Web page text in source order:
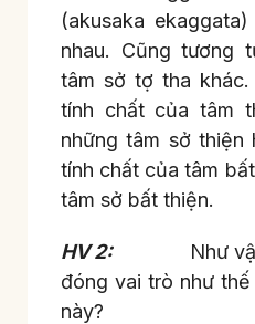
(akusaka
nhau. Cũng tương
tâm sở tợ tha
tính chất của tâm
những tâm sở thiện
tính chất của tâm
tâm sở bất thiện.
HV 2:
Như vậy
đóng vai trò như
này?